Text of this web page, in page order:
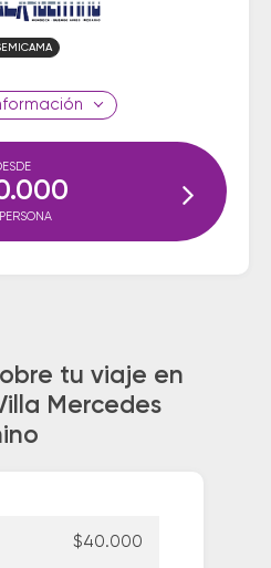
tu viaje en
Mercedes
$40.000